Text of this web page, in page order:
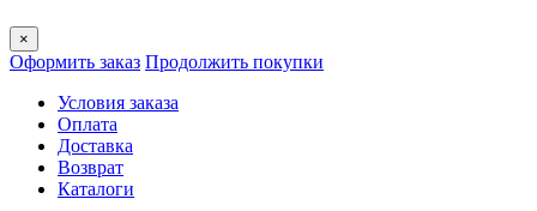
×
Оформить заказ Продолжить покупки
Условия заказа
Оплата
Доставка
Возврат
Каталоги